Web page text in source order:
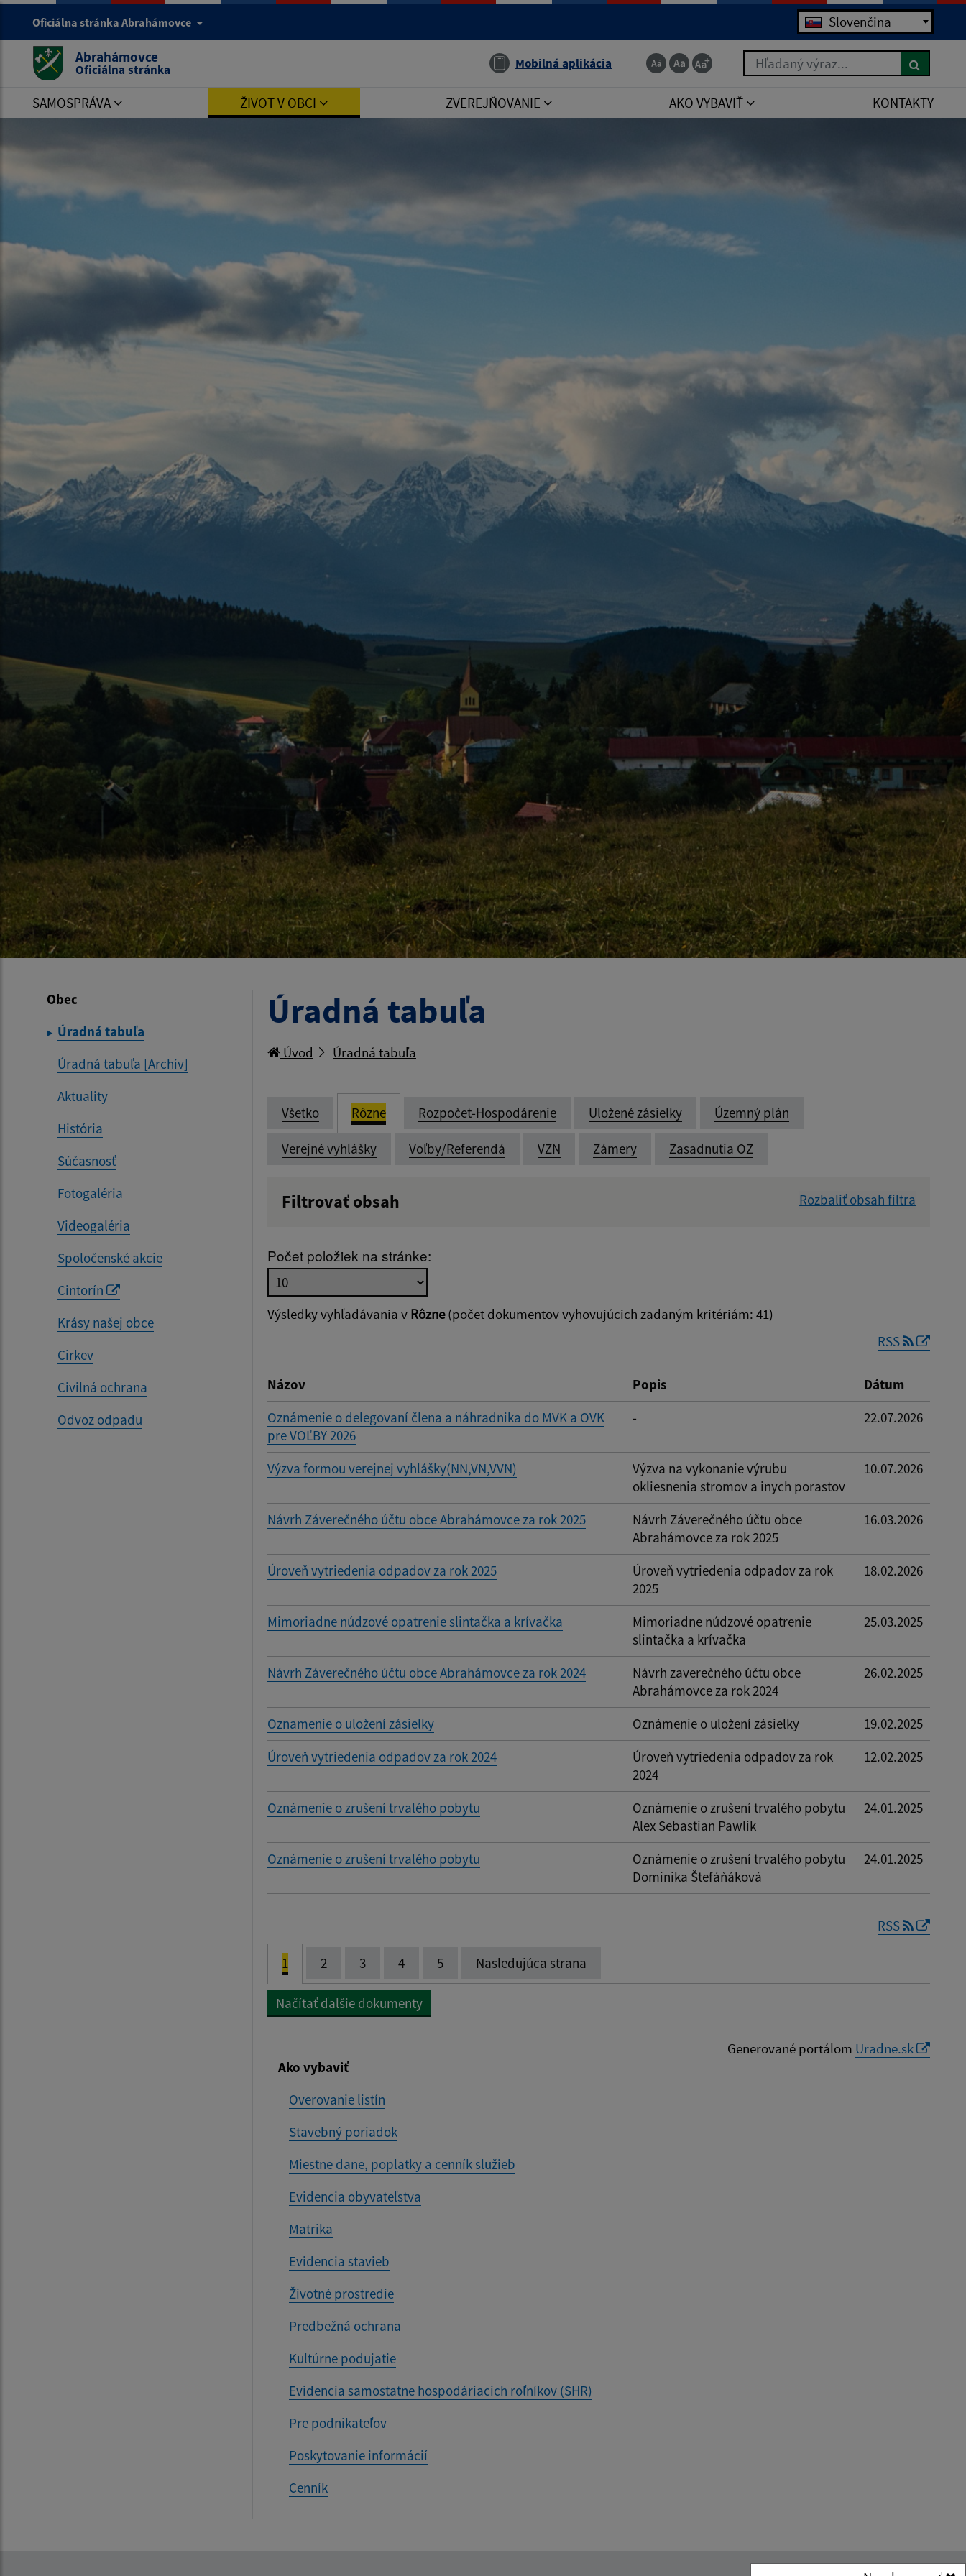
Oficiálna stránka Abrahámovce Slovenčina
Abrahámovce
Oficiálna stránka Mobilná aplikácia Hľadaný výraz...
SAMOSPRÁVA ŽIVOT V OBCI ZVEREJŇOVANIE AKO VYBAVIŤ KONTAKTY
Obec
Úradná tabuľa
Úradná tabuľa [Archív]
Aktuality
História
Súčasnosť
Fotogaléria
Videogaléria
Spoločenské akcie
Cintorín
Krásy našej obce
Cirkev
Civilná ochrana
Odvoz odpadu
Úradná tabuľa
Úvod Úradná tabuľa
Všetko Rôzne Rozpočet-Hospodárenie Uložené zásielky Územný plán
Verejné vyhlášky Voľby/Referendá VZN Zámery Zasadnutia OZ
Filtrovať obsah Rozbaliť obsah filtra
Dátum zverejnenia do:
Počet položiek na stránke:
Výsledky vyhľadávania v Rôzne(počet dokumentov vyhovujúcich zadaným kritériám: 41)
RSS
Názov Popis
Dátum
Oznámenie o delegovaní člena a náhradnika do MVK a OVK
pre VOĽBY 2026
- 22.07.2026
Výzva formou verejnej vyhlášky(NN,VN,VVN)
Výzva na vykonanie výrubu
okliesnenia stromov a inych porastov
10.07.2026
Návrh Záverečného účtu obce Abrahámovce za rok 2025
Návrh Záverečného účtu obce
Abrahámovce za rok 2025
16.03.2026
Úroveň vytriedenia odpadov za rok 2025
Úroveň vytriedenia odpadov za rok
2025
18.02.2026
Mimoriadne núdzové opatrenie slintačka a krívačka
Mimoriadne núdzové opatrenie
slintačka a krívačka
25.03.2025
Návrh Záverečného účtu obce Abrahámovce za rok 2024
Návrh zaverečného účtu obce
Abrahámovce za rok 2024
26.02.2025
Oznamenie o uložení zásielky Oznámenie o uložení zásielky
19.02.2025
Úroveň vytriedenia odpadov za rok 2024
Úroveň vytriedenia odpadov za rok
2024
12.02.2025
Oznámenie o zrušení trvalého pobytu
Oznámenie o zrušení trvalého pobytu
Alex Sebastian Pawlik
24.01.2025
Oznámenie o zrušení trvalého pobytu
Oznámenie o zrušení trvalého pobytu
Dominika Štefáňáková
24.01.2025
RSS
1 2 3 4 5 Nasledujúca strana
Načítať ďalšie dokumenty
Generované portálom Uradne.sk
Ako vybaviť
Overovanie listín
Stavebný poriadok
Miestne dane, poplatky a cenník služieb
Evidencia obyvateľstva
Matrika
Evidencia stavieb
Životné prostredie
Predbežná ochrana
Kultúrne podujatie
Evidencia samostatne hospodáriacich roľníkov (SHR)
Pre podnikateľov
Poskytovanie informácií
Cenník